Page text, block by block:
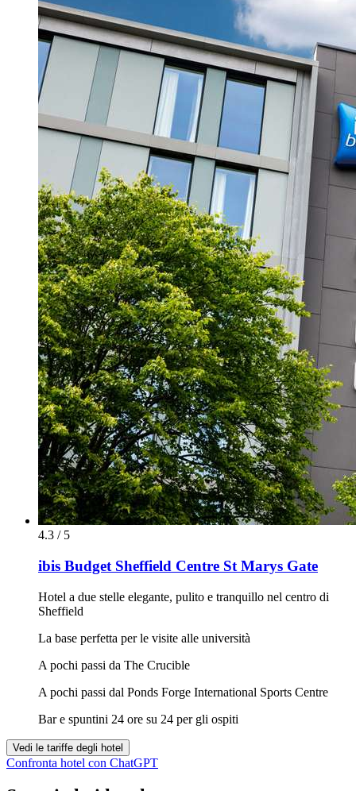
4.3 / 5
ibis Budget Sheffield Centre St Marys Gate
Hotel a due stelle elegante, pulito e tranquillo nel centro di
Sheffield
La base perfetta per le visite alle università
A pochi passi da The Crucible
A pochi passi dal Ponds Forge International Sports Centre
Bar e spuntini 24 ore su 24 per gli ospiti
Vedi le tariffe degli hotel
Confronta hotel con ChatGPT